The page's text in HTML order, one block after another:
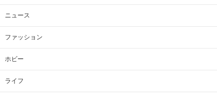
ニュース
ファッション
ホビー
ライフ